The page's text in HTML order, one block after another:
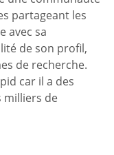
partageant les
avec sa
de son profil,
de recherche.
car il a des
milliers de